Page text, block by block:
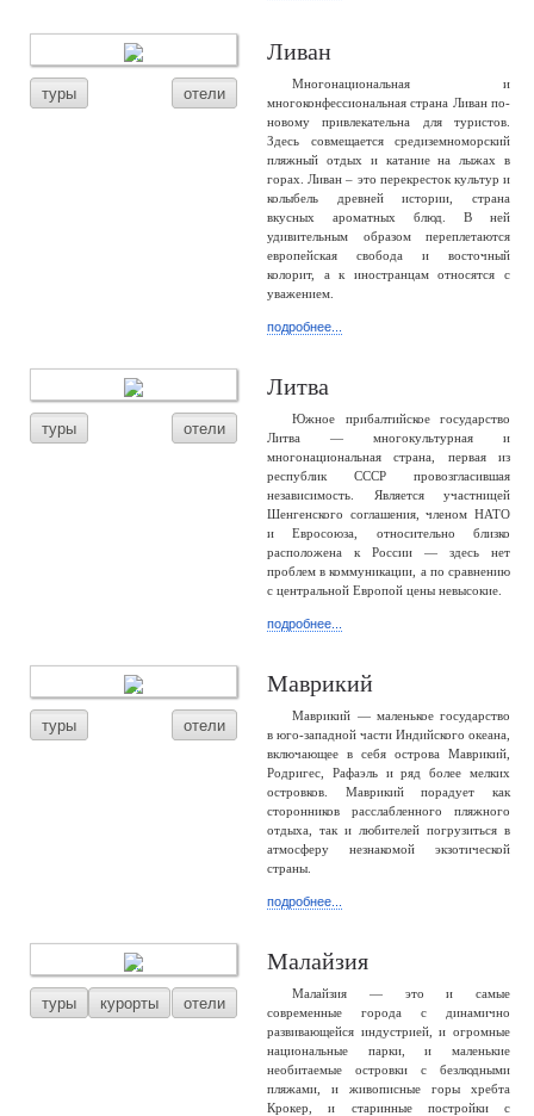
туры отели
Ливан
Многонациональная и
многоконфессиональная страна Ливан по-
новому привлекательна для туристов.
Здесь совмещается средиземноморский
пляжный отдых и катание на лыжах в
горах. Ливан – это перекресток культур и
колыбель древней истории, страна
вкусных ароматных блюд. В ней
удивительным образом переплетаются
европейская свобода и восточный
колорит, а к иностранцам относятся с
уважением.
подробнее...
туры отели
Литва
Южное прибалтийское государство
Литва — многокультурная и
многонациональная страна, первая из
республик СССР провозгласившая
независимость. Является участницей
Шенгенского соглашения, членом НАТО
и Евросоюза, относительно близко
расположена к России — здесь нет
проблем в коммуникации, а по сравнению
с центральной Европой цены невысокие.
подробнее...
туры отели
Маврикий
Маврикий — маленькое государство
в юго-западной части Индийского океана,
включающее в себя острова Маврикий,
Родригес, Рафаэль и ряд более мелких
островков. Маврикий порадует как
сторонников расслабленного пляжного
отдыха, так и любителей погрузиться в
атмосферу незнакомой экзотической
страны.
подробнее...
туры курорты отели
Малайзия
Малайзия — это и самые
современные города с динамично
развивающейся индустрией, и огромные
национальные парки, и маленькие
необитаемые островки с безлюдными
пляжами, и живописные горы хребта
Крокер, и старинные постройки с